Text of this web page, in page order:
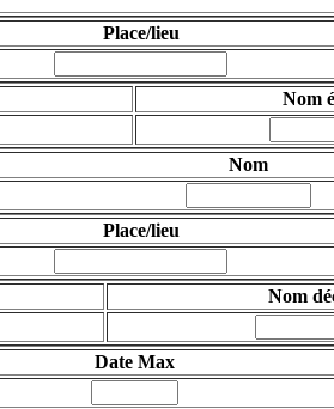
Place/lieu
Nom
Nom
Place/lieu
Nom
Date Max